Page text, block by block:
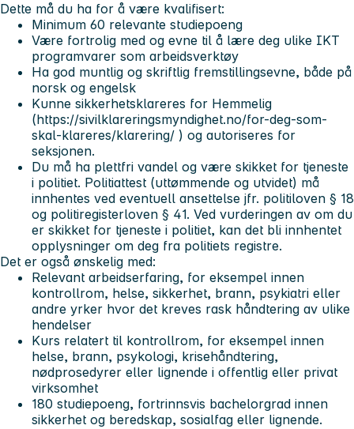
Dette må du ha for å være kvalifisert:
Minimum 60 relevante studiepoeng
Være fortrolig med og evne til å lære deg ulike IKT
programvarer som arbeidsverktøy
Ha god muntlig og skriftlig fremstillingsevne, både på
norsk og engelsk
Kunne sikkerhetsklareres for Hemmelig
(https://sivilklareringsmyndighet.no/for-deg-som-
skal-klareres/klarering/ ) og autoriseres for
seksjonen.
Du må ha plettfri vandel og være skikket for tjeneste
i politiet. Politiattest (uttømmende og utvidet) må
innhentes ved eventuell ansettelse jfr. politiloven § 18
og politiregisterloven § 41. Ved vurderingen av om du
er skikket for tjeneste i politiet, kan det bli innhentet
opplysninger om deg fra politiets registre.
Det er også ønskelig med:
Relevant arbeidserfaring, for eksempel innen
kontrollrom, helse, sikkerhet, brann, psykiatri eller
andre yrker hvor det kreves rask håndtering av ulike
hendelser
Kurs relatert til kontrollrom, for eksempel innen
helse, brann, psykologi, krisehåndtering,
nødprosedyrer eller lignende i offentlig eller privat
virksomhet
180 studiepoeng, fortrinnsvis bachelorgrad innen
sikkerhet og beredskap, sosialfag eller lignende.